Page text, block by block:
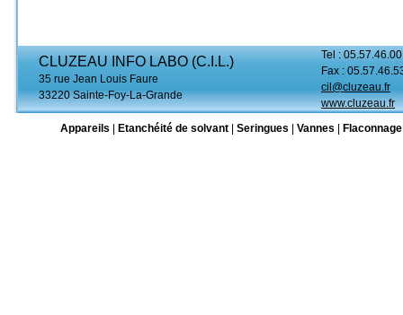
CLUZEAU INFO LABO (C.I.L.)
35 rue Jean Louis Faure
33220 Sainte-Foy-La-Grande
Tel :
Fax :
cil@cluzeau.fr
www.cluzeau.fr
Appareils
Etanchéité de solvant Seringues Vannes Flaconnage